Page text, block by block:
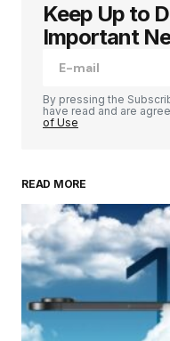
Votre adresse e-
champs
Your Name
Your E-mail*
Enregistrer
site dans le
commentaire.
Keep Up to
Important
By pressing the
have read and are
of Use
READ MORE